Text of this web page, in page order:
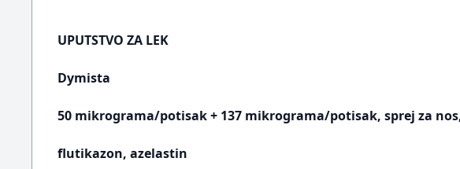
UPUTSTVO ZA LEK
Dymista
50 mikrograma/potisak + 137 mikrograma/potisak, sprej za
flutikazon, azelastin